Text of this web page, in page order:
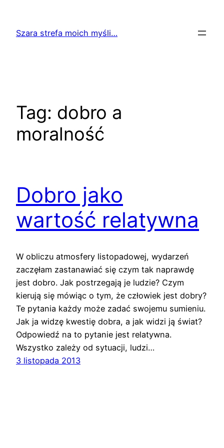
treściSzara strefa moich myśli…
Tag: dobro a
moralność
Dobro jako
wartość relatywna
W obliczu atmosfery listopadowej, wydarzeń
zaczęłam zastanawiać się czym tak naprawdę
jest dobro. Jak postrzegają je ludzie? Czym
kierują się mówiąc o tym, że człowiek jest dobry?
Te pytania każdy może zadać swojemu sumieniu.
Jak ja widzę kwestię dobra, a jak widzi ją świat?
Odpowiedź na to pytanie jest relatywna.
Wszystko zależy od sytuacji, ludzi…
3 listopada 2013